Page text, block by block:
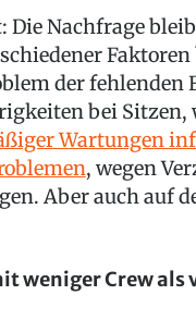
Die Nachfrage
der fehlenden
bei Sitzen,
Wartungen
, wegen
Aber auch auf
weniger Crew als